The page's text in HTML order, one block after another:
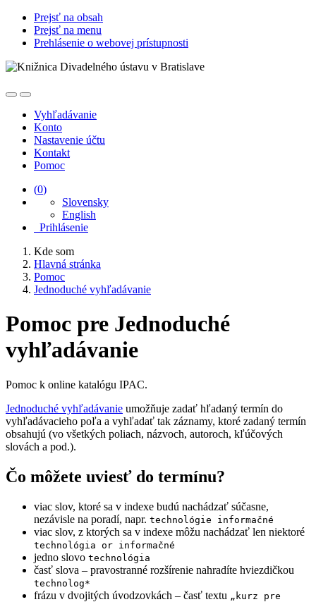
Prejsť na obsah
Prejsť na menu
Prehlásenie o webovej prístupnosti
Vyhľadávanie
Konto
Nastavenie účtu
Kontakt
Pomoc
(0)
Slovensky
English
Prihlásenie
Kde som
Hlavná stránka
Pomoc
Jednoduché vyhľadávanie
Pomoc pre Jednoduché
vyhľadávanie
Pomoc k online katalógu IPAC.
Jednoduché vyhľadávanie umožňuje zadať hľadaný termín do
vyhľadávacieho poľa a vyhľadať tak záznamy, ktoré zadaný termín
obsahujú (vo všetkých poliach, názvoch, autoroch, kľúčových
slovách a pod.).
Čo môžete uviesť do termínu?
viac slov, ktoré sa v indexe budú nachádzať súčasne,
nezávisle na poradí, napr. technológie informačné
viac slov, z ktorých sa v indexe môžu nachádzať len niektoré
technológia or informačné
jedno slovo technológia
časť slova – pravostranné rozšírenie nahradíte hviezdičkou
technolog*
frázu v dvojitých úvodzovkách – časť textu „kurz pre